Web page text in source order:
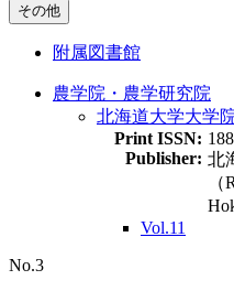
その他
附属図書館
農学院・農学研究院
北海道大学大学
Print ISSN:
Publisher: 北
Vol.11
No.3